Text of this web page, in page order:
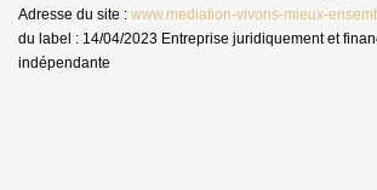
Adresse du site : www.mediation-vivons-mieux-
du label : 14/04/2023 Entreprise juridiquement et
indépendante